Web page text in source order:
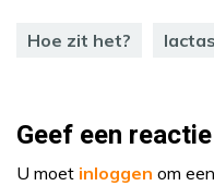
Hoe zit het?
Geef een reactie
U moet inloggen om